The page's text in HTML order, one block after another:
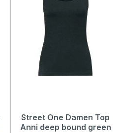
Street One Damen Top
Anni deep bound green